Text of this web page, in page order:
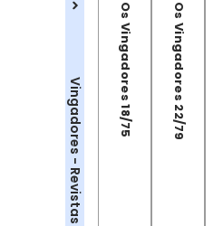
Vingadores - Revistas
Os Vingadores 18/75 Os Vingadores 22/79